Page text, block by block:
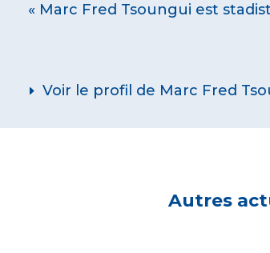
« Marc Fred Tsoungui est
Voir le profil de Marc Fred
Autres